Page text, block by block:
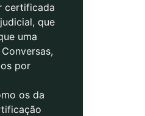
certificada
que
uma
por
os da